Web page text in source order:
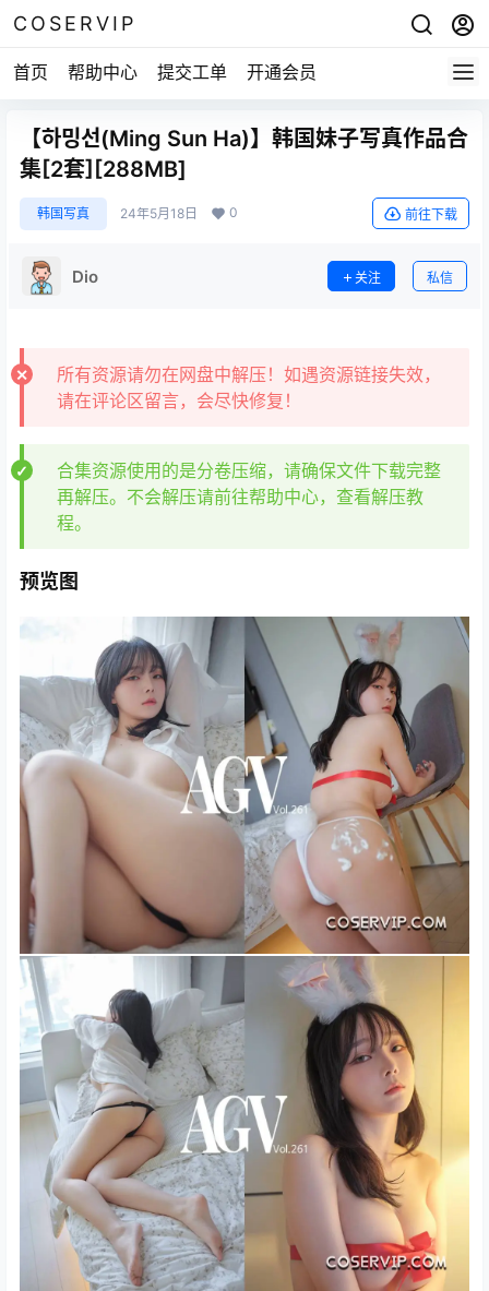
COSERVIP
首页 帮助中心 提交工单 开通会员
【하밍선(Ming Sun Ha)】韩国妹子写真作品合
集[2套][288MB]
韩国写真 24年5月18日 0 前往下载
Dio 关注 私信
所有资源请勿在网盘中解压！如遇资源链接失效，
请在评论区留言，会尽快修复！
合集资源使用的是分卷压缩，请确保文件下载完整
再解压。不会解压请前往帮助中心，查看解压教
程。
预览图